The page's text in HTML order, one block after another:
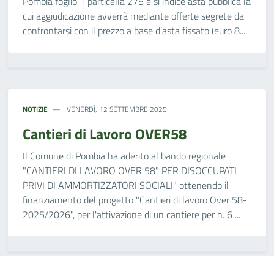
cui aggiudicazione avverrà mediante offerte segrete da
confrontarsi con il prezzo a base d’asta fissato (euro 8....
NOTIZIE VENERDÌ, 12 SETTEMBRE 2025
Cantieri di Lavoro OVER58
Il Comune di Pombia ha aderito al bando regionale
"CANTIERI DI LAVORO OVER 58" PER DISOCCUPATI
PRIVI DI AMMORTIZZATORI SOCIALI" ottenendo il
finanziamento del progetto "Cantieri di lavoro Over 58-
2025/2026", per l'attivazione di un cantiere per n. 6 ...